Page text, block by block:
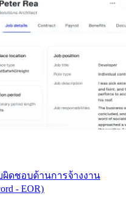
ดชอบด้านการจ้างงาน
- EOR)​​